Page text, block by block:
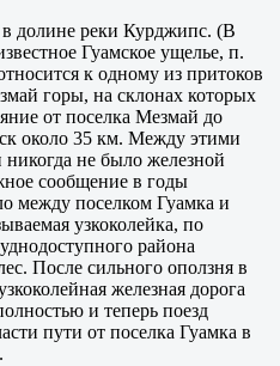
долине реки Курджипс. (В
Гуамское ущелье, п.
к одному из притоков
горы, на склонах которых
от поселка Мезмай до
около 35 км. Между этими
не было железной
сообщение в годы
между поселком Гуамка и
узкоколейка, по
района
После сильного оползня в
железная дорога
и теперь поезд
пути от поселка Гуамка в